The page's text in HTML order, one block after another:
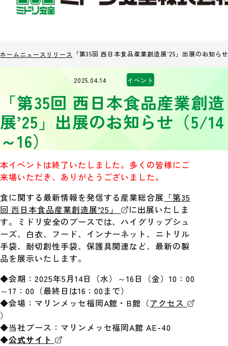
ホームニュースリリース 「第35回 西日本食品産業創造展’25」出展のお知ら
2025.04.14 イベント
「第35回 西日本食品産業創造
展’25」出展のお知らせ（5/14
～16）
本イベントは終了いたしました。多くの皆様にご
来場いただき、ありがとうございました。
食に関する最新情報を発信する産業総合展 「第35
回 ⻄日本食品産業創造展’25」
に出展いたしま
す。ミドリ安全のブースでは、ハイグリップシュ
ーズ、白衣、フード、インナーネット、ニトリル
手袋、耐切創性手袋、保護具関連など、最新の製
品を展示いたします。
◆会期：2025年5月14日（水）～16日（金）10：00
～17：00（最終日は16：00まで）
◆会場：マリンメッセ福岡A館・B館（アクセス
）
◆当社ブース：マリンメッセ福岡A館 AE-40
◆公式サイト